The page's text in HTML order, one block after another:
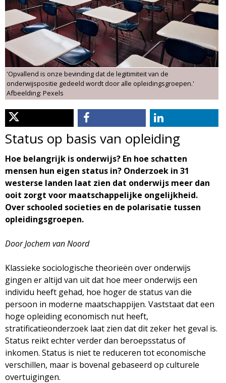
i
o
l
o
g
i
e
M
a
z
i
n
e
d
m
e
n
u
'Opvallend is onze bevinding dat de legitimiteit van de
onderwijspositie gedeeld wordt door alle opleidingsgroepen.'
Afbeelding: Pexels
Status op basis van opleiding
Hoe belangrijk is onderwijs? En hoe schatten
mensen hun eigen status in? Onderzoek in 31
westerse landen laat zien dat onderwijs meer dan
ooit zorgt voor maatschappelijke ongelijkheid.
Over schooled societies en de polarisatie tussen
opleidingsgroepen.
Door Jochem van Noord
Klassieke sociologische theorieën over onderwijs
gingen er altijd van uit dat hoe meer onderwijs een
individu heeft gehad, hoe hoger de status van die
persoon in moderne maatschappijen. Vaststaat dat een
hoge opleiding economisch nut heeft,
stratificatieonderzoek laat zien dat dit zeker het geval is.
Status reikt echter verder dan beroepsstatus of
inkomen. Status is niet te reduceren tot economische
verschillen, maar is bovenal gebaseerd op culturele
overtuigingen.